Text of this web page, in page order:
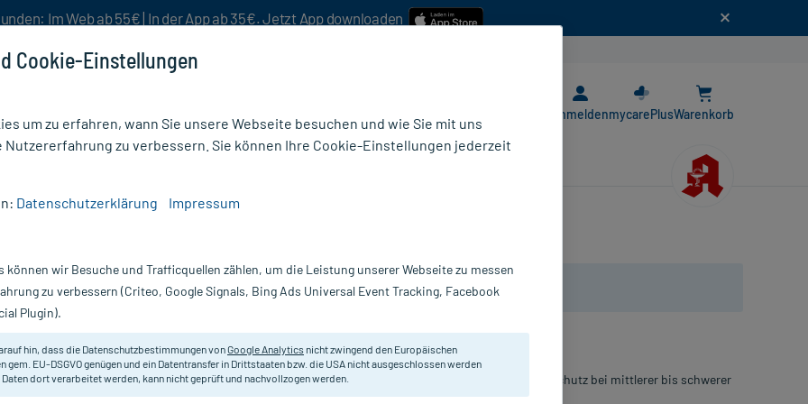
Im Web ab 55€ | In der App ab 35€. Jetzt App downloaden
AnmeldenmycarePlusWarenkorb
Nur für kurze Zeit:Gratis-Versand* ab 19€ Mindestbestellwert!
Inkontinenz, 12
TENA
Weiche Slips mit bequemer Passform für Männer und Frauen. Schutz bei mittlerer bis schwerer
Blasenschwäche.
Cookie-Einstellungen
um zu erfahren, wann Sie unsere Webseite besuchen und wie Sie mit uns
Nutzererfahrung zu verbessern. Sie können Ihre Cookie-Einstellungen jederzeit
Datenschutzerklärung Impressum
können wir Besuche und Trafficquellen zählen, um die Leistung unserer Webseite zu messen
zu verbessern (Criteo, Google Signals, Bing Ads Universal Event Tracking, Facebook
Plugin).
hin, dass die Datenschutzbestimmungen vonGoogle Analytics nicht zwingend den Europäischen
gem. EU-DSGVO genügen und ein Datentransfer in Drittstaaten bzw. die USA nicht ausgeschlossen werden
Daten dort verarbeitet werden, kann nicht geprüft und nachvollzogen werden.